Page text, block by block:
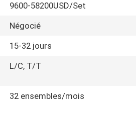
9600-58200USD/Set
Négocié
15-32 jours
L/C, T/T
32 ensembles/mois